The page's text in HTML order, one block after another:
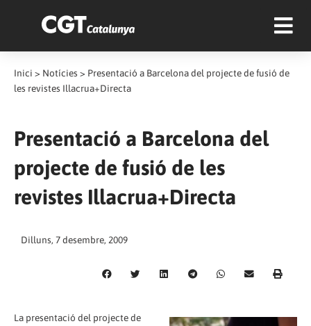
Inici > Notícies > Presentació a Barcelona del projecte de fusió de
les revistes Illacrua+Directa
Presentació a Barcelona del
projecte de fusió de les
revistes Illacrua+Directa
Dilluns, 7 desembre, 2009
La presentació del projecte de